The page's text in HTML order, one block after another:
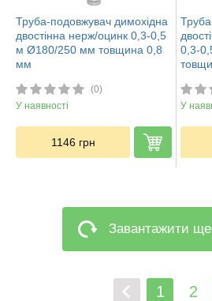
Труба-подовжувач димохідна
двостінна нерж/оцинк 0,3-0,5
м Ø180/250 мм товщина 0,8
мм
(0)
У наявності
1146 грн
0,3-
У
Завантажити
1 2